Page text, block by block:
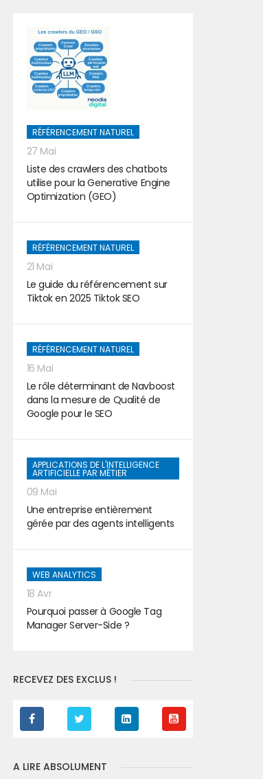
RÉFÉRENCEMENT NATUREL
27 Mai
Liste des crawlers des chatbots
utilise pour la Generative Engine
Optimization (GEO)
RÉFÉRENCEMENT NATUREL
21 Mai
Le guide du référencement sur
Tiktok en 2025 Tiktok SEO
RÉFÉRENCEMENT NATUREL
16 Mai
Le rôle déterminant de Navboost
dans la mesure de Qualité de
Google pour le SEO
APPLICATIONS DE L'INTELLIGENCE
ARTIFICIELLE PAR MÉTIER
09 Mai
Une entreprise entièrement
gérée par des agents intelligents
WEB ANALYTICS
18 Avr
Pourquoi passer à Google Tag
Manager Server-Side ?
RECEVEZ DES EXCLUS !
A LIRE ABSOLUMENT